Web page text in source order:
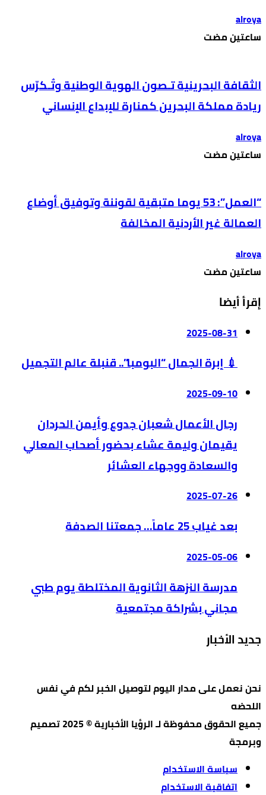
alroya
‫‫‫‏‫ساعتين مضت‬
الثقافة البحرينية تـصون الهوية الوطنية وتُـكرّس
ريادة مملكة البحرين كمنارة للإبداع الإنساني
alroya
‫‫‫‏‫ساعتين مضت‬
“العمل”: 53 يوما متبقية لقوننة وتوفيق أوضاع
العمالة غير الأردنية المخالفة
alroya
‫‫‫‏‫ساعتين مضت‬
إقرأ أيضا
2025-08-31
💉 إبرة الجمال “البومبا”.. قنبلة عالم التجميل
2025-09-10
رجال الأعمال شعبان جدوع وأيمن الحردان
يقيمان وليمة عشاء بحضور أصحاب المعالي
والسعادة ووجهاء العشائر
2025-07-26
بعد غياب 25 عاماً… جمعتنا الصدفة
2025-05-06
مدرسة النزهة الثانوية المختلطة يوم طبي
مجاني بشراكة مجتمعية
جديد الأخبار
نحن نعمل على مدار اليوم لتوصيل الخبر لكم في نفس
اللحضه
جميع الحقوق محفوظة لـ الرؤيا الأخبارية © 2025 تصميم
وبرمجة
سياسة الاستخدام
اتفاقية الاستخدام